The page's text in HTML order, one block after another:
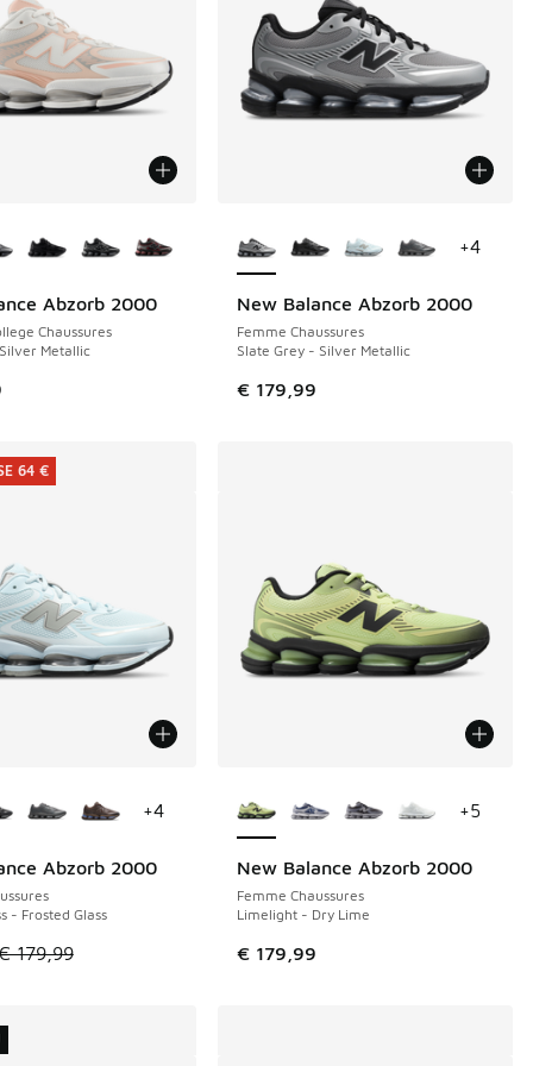
€ 179,99 à € 120,00
Abzorb 2000
Chaussures
Metallic
New Balance Abzorb 2000
Femme Chaussures
Slate Grey - Silver Metallic
€ 179,99
+4
Abzorb 2000
- Frosted Glass
est en promotion. Prix en baisse de € 179,99 à € 115,00
179,99
64 €
+4
64 €
New Balance Abzorb 2000
Femme Chaussures
Limelight - Dry Lime
€ 179,99
+5